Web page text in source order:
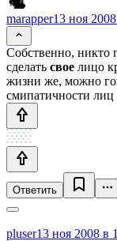
marapper13 ноя
Собственно, никто
сделать свое лицо
жизни же, можно
смипатичности
Ответить
pluser13 ноя 2008 в